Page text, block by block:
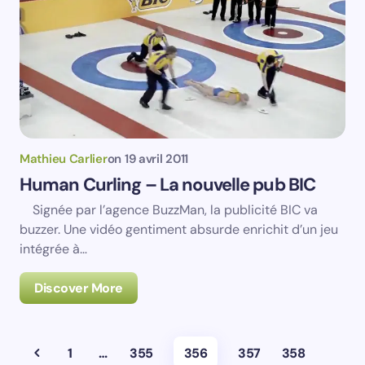
Mathieu Carlieron 19 avril 2011
Human Curling – La nouvelle pub BIC
Signée par l’agence BuzzMan, la publicité BIC va
buzzer. Une vidéo gentiment absurde enrichit d’un jeu
intégrée à…
Discover More
1 … 355 356 357 358